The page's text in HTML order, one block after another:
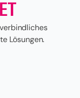
Lösungen.